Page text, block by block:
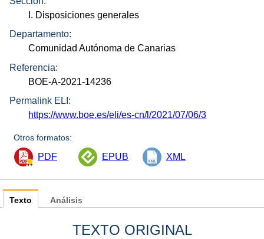
I. Disposiciones generales
Departamento:
Comunidad Autónoma de Canarias
Referencia:
BOE-A-2021-14236
Permalink ELI:
https://www.boe.es/eli/es-cn/l/2021/07/06/3
Otros formatos:
PDF EPUB XML
Texto
TEXTO ORIGINAL
Análisis